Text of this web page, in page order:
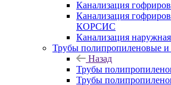
Канализация
Канализация
КОРСИС
Канализация
Трубы полипропиленовые
Назад
Трубы
Трубы